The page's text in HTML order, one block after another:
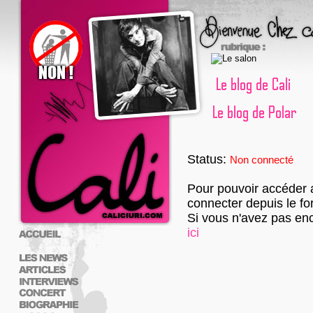
Status: Non connecté
Pour pouvoir accéder
connecter depuis le
Si vous n'avez pas
ici